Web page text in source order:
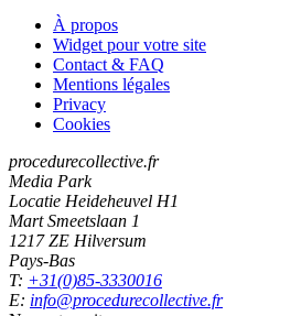
À propos
Widget pour votre site
Contact & FAQ
Mentions légales
Privacy
Cookies
procedurecollective.fr
Media Park
Locatie Heideheuvel H1
Mart Smeetslaan 1
1217 ZE Hilversum
Pays-Bas
T: +31(0)85-3330016
E: info@procedurecollective.fr